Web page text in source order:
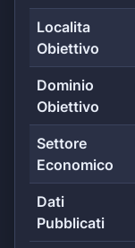
Localita
Obiettivo
Dominio
Obiettivo
Settore
Economico
Dati
Pubblicati